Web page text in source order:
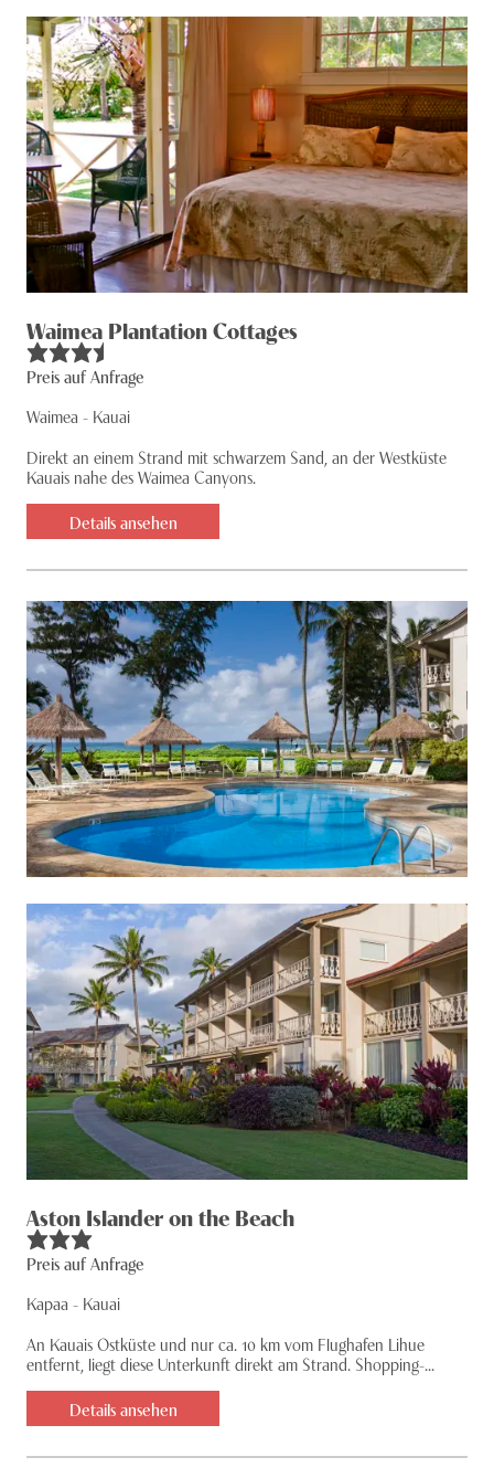
Waimea Plantation Cottages
Preis auf Anfrage
Waimea - Kauai
Direkt an einem Strand mit schwarzem Sand, an der Westküste
Kauais nahe des Waimea Canyons.
Details ansehen
Aston Islander on the Beach
Preis auf Anfrage
Kapaa - Kauai
An Kauais Ostküste und nur ca. 10 km vom Flughafen Lihue
entfernt, liegt diese Unterkunft direkt am Strand. Shopping-...
Details ansehen